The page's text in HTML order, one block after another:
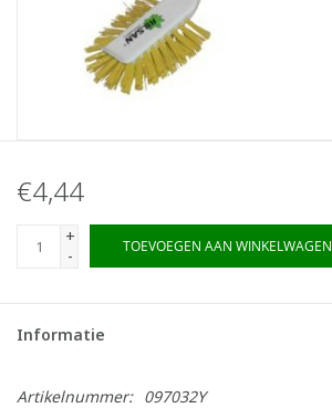
€4,44
+
-
TOEVOEGEN AAN WINKELWAGEN
Informatie
Artikelnummer: 097032Y